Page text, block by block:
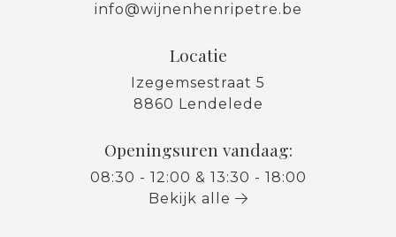
info@wijnenhenripetre.be
Locatie
Izegemsestraat 5
8860 Lendelede
Openingsuren vandaag:
08:30 - 12:00 & 13:30 - 18:00
Bekijk alle